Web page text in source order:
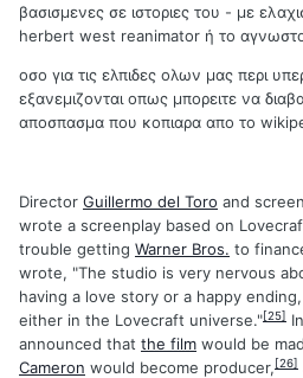
βασισμενες σε ιστοριες του - με
herbert west reanimator ή το
οσο για τις ελπιδες ολων μας περι
εξανεμιζονται οπως μπορειτε να
αποσπασμα που κοπιαρα απο το
Director Guillermo del Toro and
wrote a screenplay based on
trouble getting Warner Bros. to
wrote, "The studio is very nervous
having a love story or a happy
either in the Lovecraft universe."[25]
announced that the film would be
Cameron would become producer, [26]